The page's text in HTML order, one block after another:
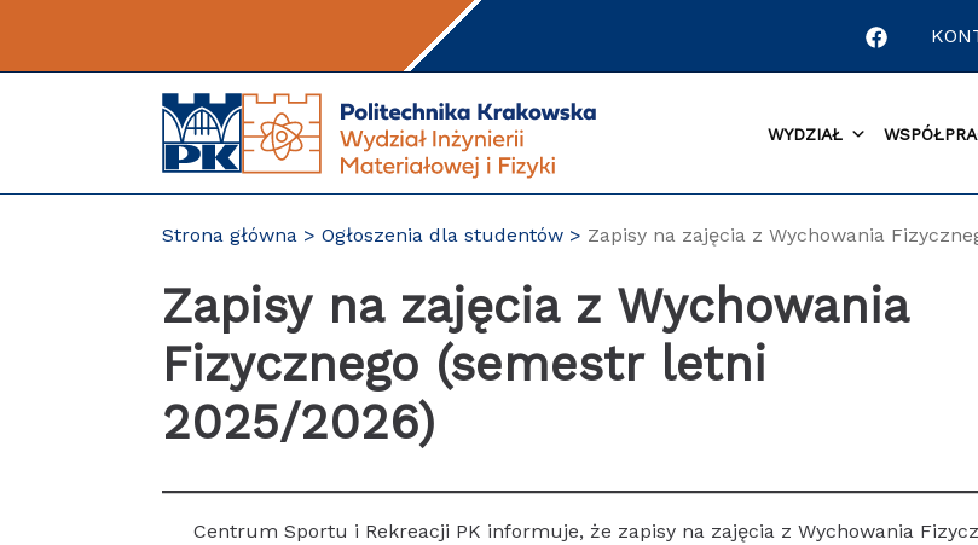
WYDZIAŁ
Strona główna Ogłoszenia dla studentów Zapisy na zajęcia z Wychowania
Zapisy na zajęcia z Wychowania
Fizycznego (semestr letni
2025/2026)
Centrum Sportu i Rekreacji PK informuje, że zapisy na zajęcia z Wychowania